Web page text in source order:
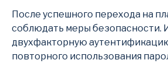
После успешного перехода на
соблюдать меры безопасности.
двухфакторную
повторного использования